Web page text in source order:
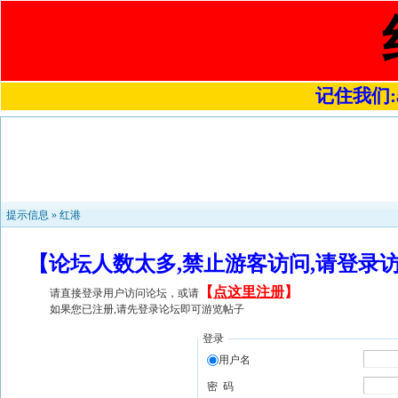
记住我们
提示信息 » 红港
【论坛人数太多,禁止游客访问,请登
请直接登录用户访问论坛，或请 【 点这里注册】
如果您已注册,请先登录论坛即可游览帖子
登录
用户名
密 码